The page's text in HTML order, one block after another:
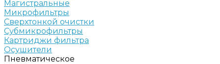
Магистральные
Микрофильтры
Сверхтонкой очистки
Субмикрофильтры
Картриджи фильтра
Осушители
Пневматическое